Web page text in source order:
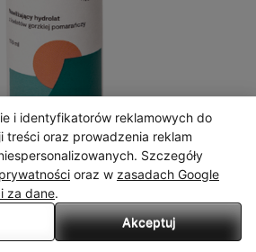
Mel Skin
z kwiatów gorzkiej pomarańczy do
i identyfikatorów reklamowych do
treści oraz prowadzenia reklam
Szczegóły
oraz w zasadach Google
za dane.
Akceptuj
pliki cookies. Korzystając ze strony
plików cookies, w zakresie
konfiguracji Twojej przeglądarki.
Przeczytaj więcej